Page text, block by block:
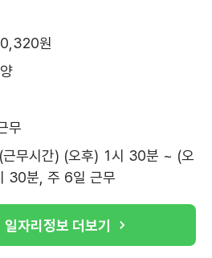
원
무
근무시간) (오후) 1시 30분 ~ (오
30분, 주 6일 근무
일자리정보 더보기